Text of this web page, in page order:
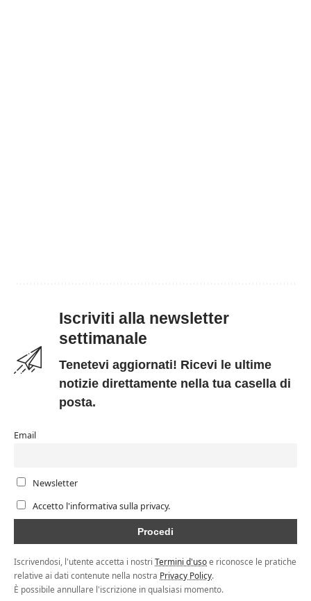
Iscriviti alla newsletter
settimanale
Tenetevi aggiornati! Ricevi le ultime
notizie direttamente nella tua casella di
posta.
Email
Newsletter
Accetto l'informativa sulla privacy.
Iscrivendosi, l'utente accetta i nostri Termini d'usoe riconosce le pratiche
relative ai dati contenute nella nostra Privacy Policy.
È possibile annullare l'iscrizione in qualsiasi momento.